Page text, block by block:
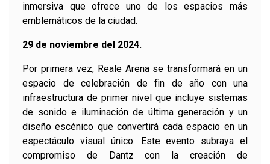
inmersiva que ofrece uno de los espacios más
emblemáticos de la ciudad.
29 de noviembre del 2024.
Por primera vez, Reale Arena se transformará en un
espacio de celebración de fin de año con una
infraestructura de primer nivel que incluye sistemas
de sonido e iluminación de última generación y un
diseño escénico que convertirá cada espacio en un
espectáculo visual único. Este evento subraya el
compromiso de Dantz con la creación de